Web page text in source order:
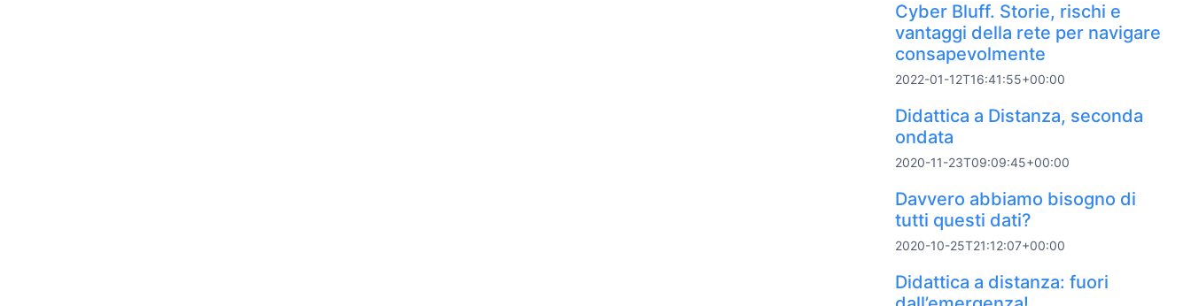
Cyber Bluff. Storie, rischi e
vantaggi della rete per navigare
consapevolmente
2022-01-12T16:41:55+00:00
Didattica a Distanza, seconda
ondata
2020-11-23T09:09:45+00:00
Davvero abbiamo bisogno di
tutti questi dati?
2020-10-25T21:12:07+00:00
Didattica a distanza: fuori